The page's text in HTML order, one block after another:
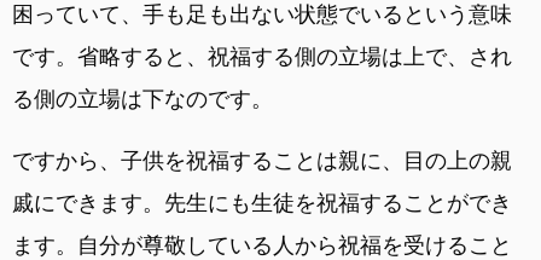
困っていて、手も足も出ない状態でいるという意味
です。省略すると、祝福する側の立場は上で、され
る側の立場は下なのです。
ですから、子供を祝福することは親に、目の上の親
戚にできます。先生にも生徒を祝福することができ
ます。自分が尊敬している人から祝福を受けること